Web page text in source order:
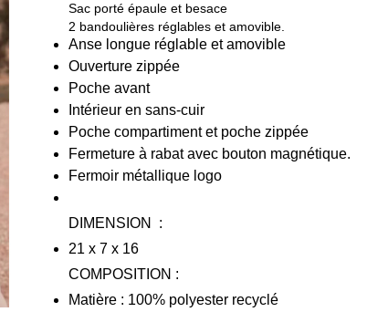
Sac porté épaule et besace
2 bandoulières réglables et amovible.
Anse longue réglable et amovible
Ouverture zippée
Poche avant
Intérieur en sans-cuir
Poche compartiment et poche zippée
Fermeture à rabat avec bouton magnétique.
Fermoir métallique logo
DIMENSION :
21 x 7 x 16
COMPOSITION :
Matière : 100% polyester recyclé